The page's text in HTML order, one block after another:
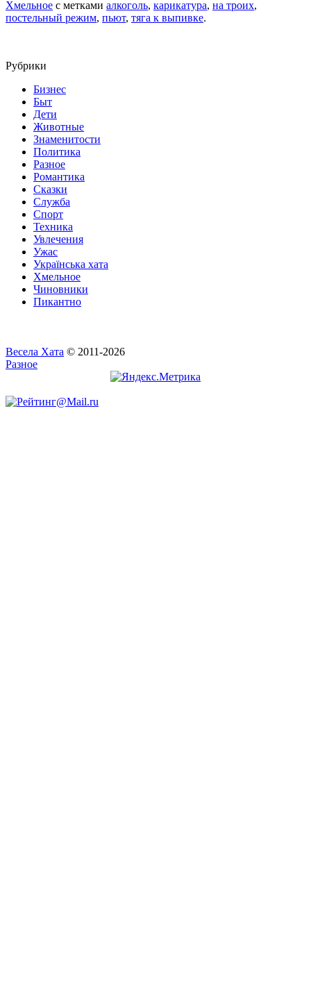
Хмельное с метками алкоголь, карикатура, на троих,
постельный режим, пьют, тяга к выпивке.
Рубрики
Бизнес
Быт
Дети
Животные
Знаменитости
Политика
Разное
Романтика
Сказки
Служба
Спорт
Техника
Увлечения
Ужас
Українська хата
Хмельное
Чиновники
Пикантно
Весела Хата © 2011-2026
Разное